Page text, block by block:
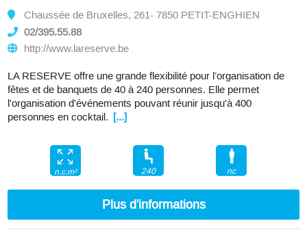
Chaussée de Bruxelles, 261- 7850 PETIT-ENGHIEN
02/395.55.88
http://www.lareserve.be
LA RESERVE offre une grande flexibilité pour l’organisation de
fêtes et de banquets de 40 à 240 personnes. Elle permet
l'organisation d'événements pouvant réunir jusqu'à 400
personnes en cocktail. [...]
n.c.m² 240 nc
Plus d'informations